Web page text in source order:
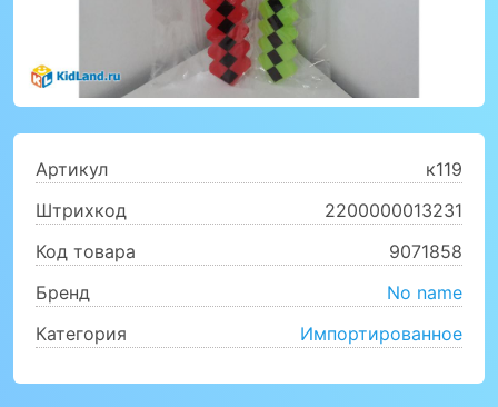
Артикул
к119
Штрихкод
2200000013231
Код товара
9071858
Бренд
No name
Категория
Импортированное